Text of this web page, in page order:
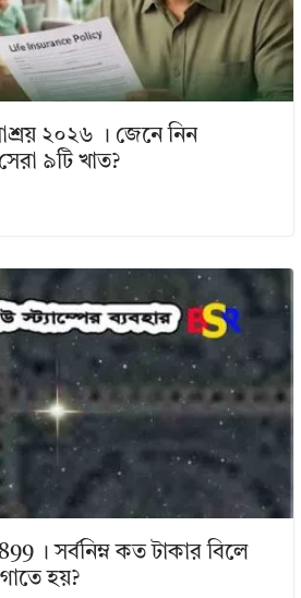
২০২৬ । জেনে নিন
৯টি খাত?
। সর্বনিম্ন কত টাকার বিলে
হয়?